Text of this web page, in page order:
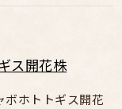
ス開花株
ホトトギス開花